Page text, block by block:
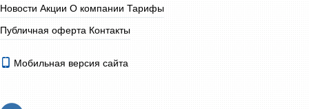
Новости Акции О компании Тарифы
Публичная оферта Контакты
Мобильная версия сайта